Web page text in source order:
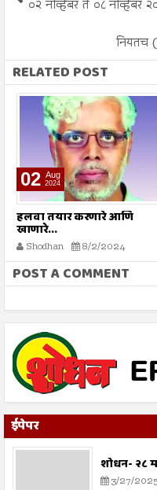
०२ नोव्हेंबर ते ०८ नोव्हेंबर
नियतच
RELATED POST
02 Aug
2024
हलवा तयार करणारे आणि
खाणारे...
Shodhan 8/2/2024
POST A COMMENT
ईपेपर
शोधन- २८
3/27/2025